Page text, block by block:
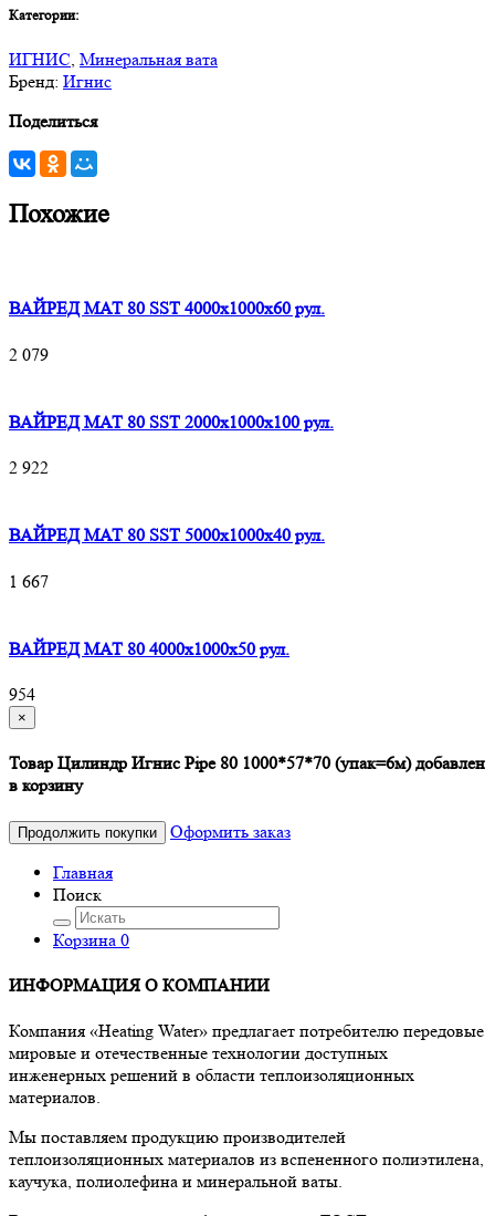
Категории:
ИГНИС, Минеральная вата
Бренд: Игнис
Поделиться
Похожие
ВАЙРЕД МАТ 80 SST 4000x1000x60 рул.
2 079
ВАЙРЕД МАТ 80 SST 2000x1000x100 рул.
2 922
ВАЙРЕД МАТ 80 SST 5000x1000x40 рул.
1 667
ВАЙРЕД МАТ 80 4000x1000x50 рул.
954
×
Товар Цилиндр Игнис Pipe 80 1000*57*70 (упак=6м) добавлен
в корзину
Продолжить покупки
Оформить заказ
Главная
Поиск
Корзина 0
ИНФОРМАЦИЯ О КОМПАНИИ
Компания «Heating Water» предлагает потребителю передовые
мировые и отечественные технологии доступных
инженерных решений в области теплоизоляционных
материалов.
Мы поставляем продукцию производителей
теплоизоляционных материалов из вспененного полиэтилена,
каучука, полиолефина и минеральной ваты.